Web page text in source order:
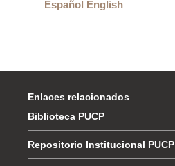
Español English
Enlaces relacionados
Biblioteca PUCP
Repositorio Institucional PUCP